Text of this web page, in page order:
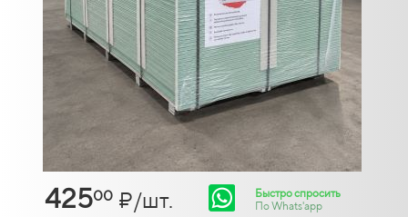
42500 ₽/шт.
Быстро спросить
По Whats'app